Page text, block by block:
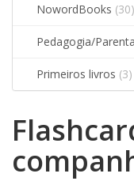
NowordBooks (30)
Pedagogia/
Primeiros livros (3)
Filtros